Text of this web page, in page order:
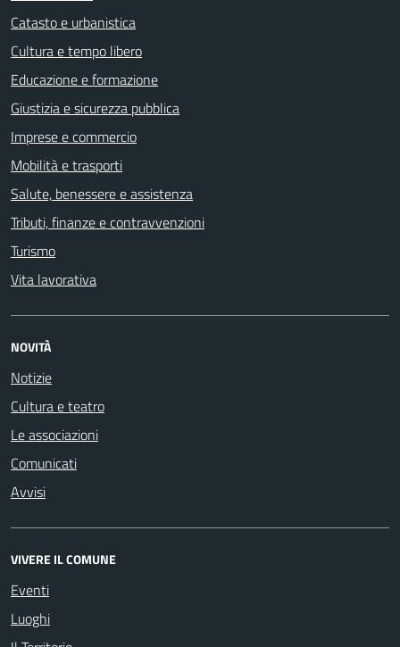
Catasto e urbanistica
Cultura e tempo libero
Educazione e formazione
Giustizia e sicurezza pubblica
Imprese e commercio
Mobilità e trasporti
Salute, benessere e assistenza
Tributi, finanze e contravvenzioni
Turismo
Vita lavorativa
NOVITÀ
Notizie
Cultura e teatro
Le associazioni
Comunicati
Avvisi
VIVERE IL COMUNE
Eventi
Luoghi